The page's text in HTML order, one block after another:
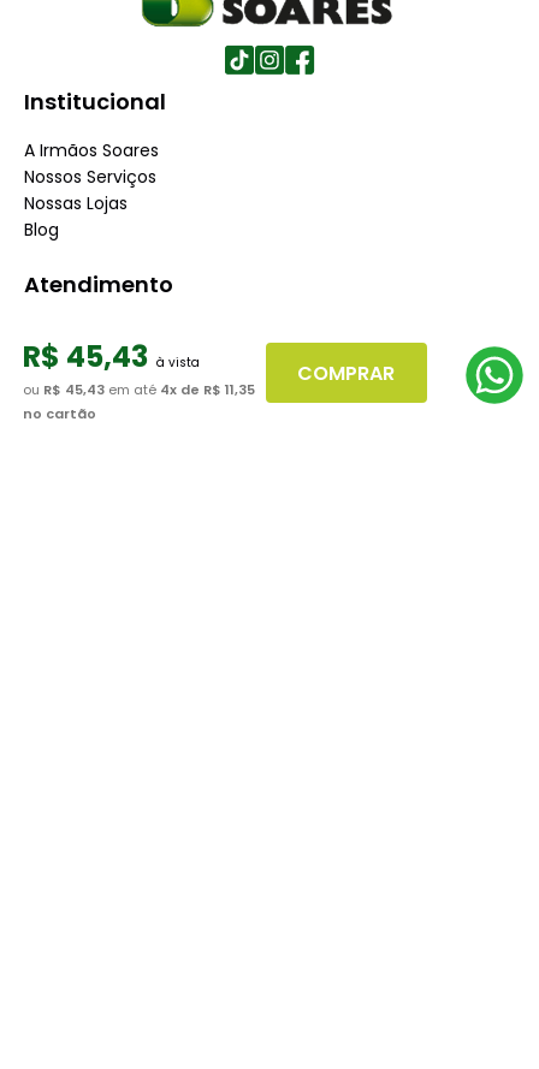
R$ 45,43
ou R$ 45,43 em até 4x de R$ 11,35
no cartão
COMPRAR
Institucional
A Irmãos Soares
Nossos Serviços
Nossas Lojas
Blog
Atendimento
Fale Conosco
Minha Conta
Trabalhe conosco